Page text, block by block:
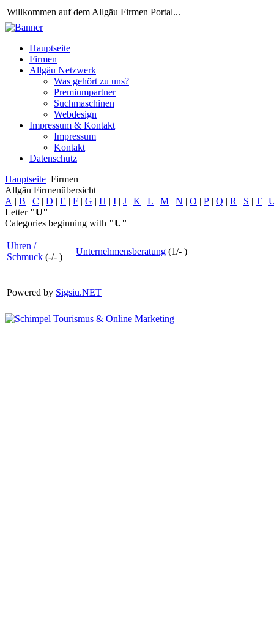
Willkommen auf dem Allgäu Firmen Portal...
Hauptseite
Firmen
Allgäu Netzwerk
Was gehört zu uns?
Premiumpartner
Suchmaschinen
Webdesign
Impressum & Kontakt
Impressum
Kontakt
Datenschutz
Hauptseite Firmen
Allgäu Firmenübersicht
A | B | C | D | E | F | G | H | I | J | K | L | M | N | O | P | Q | R | S | T |
Letter "U"
Categories beginning with "U"
Uhren /
Schmuck (-/- )
Unternehmensberatung (1/- )
Powered by Sigsiu.NET